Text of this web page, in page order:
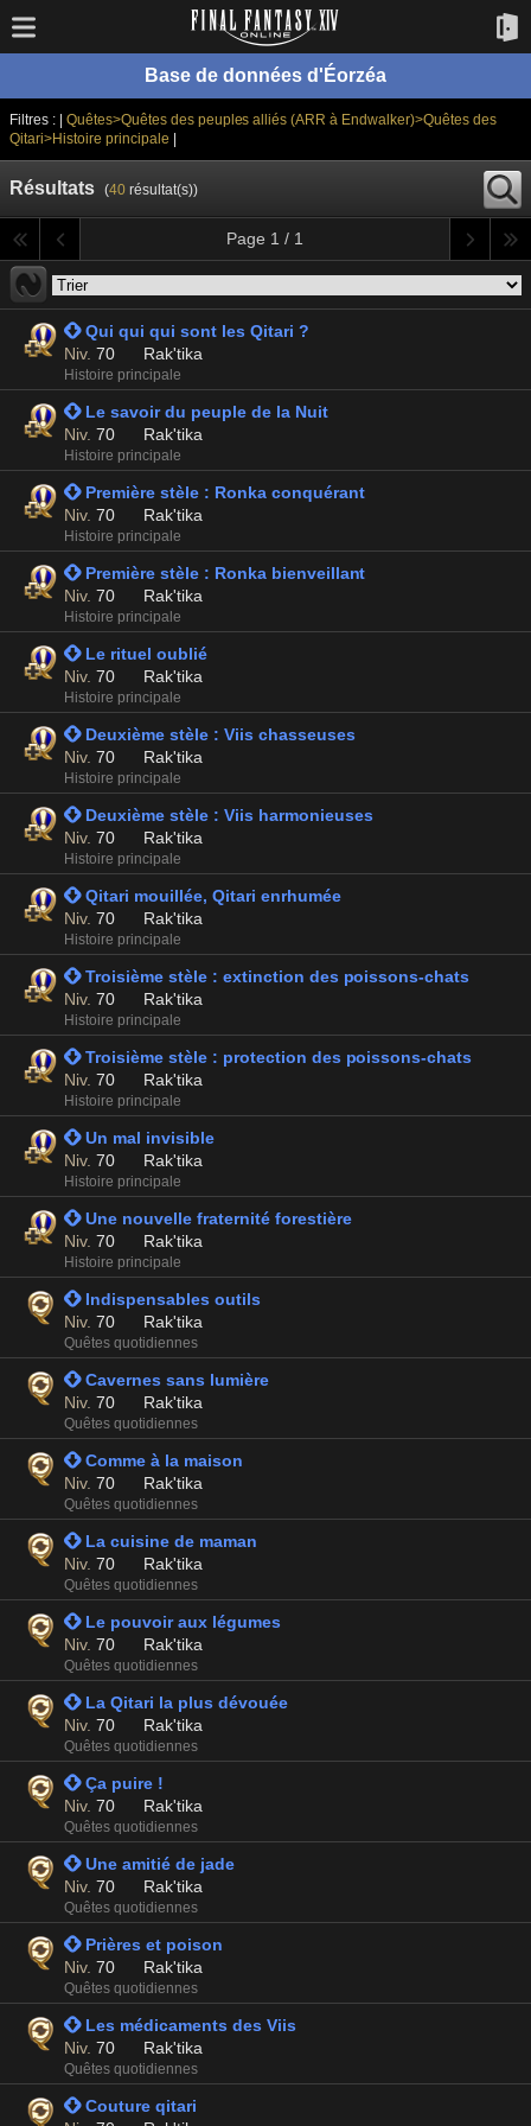
Base de données d'Éorzéa
Filtres : | Quêtes>Quêtes des peuples alliés (ARR à Endwalker)>Quêtes des
Qitari>Histoire principale
Résultats (40résultat(s))
Page 1 / 1
 Qui qui qui sont les Qitari ?
Niv. 70 Rak'tika
Histoire principale
 Le savoir du peuple de la Nuit
Niv. 70 Rak'tika
Histoire principale
 Première stèle : Ronka conquérant
Niv. 70 Rak'tika
Histoire principale
 Première stèle : Ronka bienveillant
Niv. 70 Rak'tika
Histoire principale
 Le rituel oublié
Niv. 70 Rak'tika
Histoire principale
 Deuxième stèle : Viis chasseuses
Niv. 70 Rak'tika
Histoire principale
 Deuxième stèle : Viis harmonieuses
Niv. 70 Rak'tika
Histoire principale
 Qitari mouillée, Qitari enrhumée
Niv. 70 Rak'tika
Histoire principale
 Troisième stèle : extinction des poissons-chats
Niv. 70 Rak'tika
Histoire principale
 Troisième stèle : protection des poissons-chats
Niv. 70 Rak'tika
Histoire principale
 Un mal invisible
Niv. 70 Rak'tika
Histoire principale
 Une nouvelle fraternité forestière
Niv. 70 Rak'tika
Histoire principale
 Indispensables outils
Niv. 70 Rak'tika
Quêtes quotidiennes
 Cavernes sans lumière
Niv. 70 Rak'tika
Quêtes quotidiennes
 Comme à la maison
Niv. 70 Rak'tika
Quêtes quotidiennes
 La cuisine de maman
Niv. 70 Rak'tika
Quêtes quotidiennes
 Le pouvoir aux légumes
Niv. 70 Rak'tika
Quêtes quotidiennes
 La Qitari la plus dévouée
Niv. 70 Rak'tika
Quêtes quotidiennes
 Ça puire !
Niv. 70 Rak'tika
Quêtes quotidiennes
 Une amitié de jade
Niv. 70 Rak'tika
Quêtes quotidiennes
 Prières et poison
Niv. 70 Rak'tika
Quêtes quotidiennes
 Les médicaments des Viis
Niv. 70 Rak'tika
Quêtes quotidiennes
 Couture qitari